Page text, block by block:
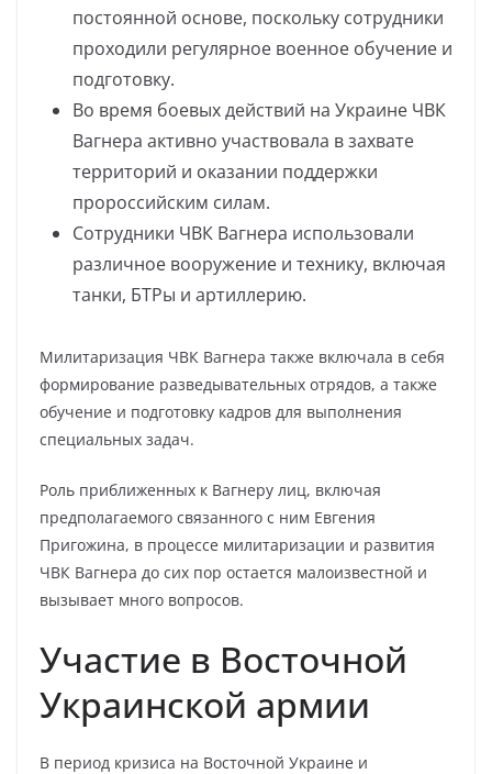
постоянной основе, поскольку сотрудники
проходили регулярное военное обучение и
подготовку.
Во время боевых действий на Украине ЧВК
Вагнера активно участвовала в захвате
территорий и оказании поддержки
пророссийским силам.
Сотрудники ЧВК Вагнера использовали
различное вооружение и технику, включая
танки, БТРы и артиллерию.
Милитаризация ЧВК Вагнера также включала в себя
формирование разведывательных отрядов, а также
обучение и подготовку кадров для выполнения
специальных задач.
Роль приближенных к Вагнеру лиц, включая
предполагаемого связанного с ним Евгения
Пригожина, в процессе милитаризации и развития
ЧВК Вагнера до сих пор остается малоизвестной и
вызывает много вопросов.
Участие в Восточной
Украинской армии
В период кризиса на Восточной Украине и